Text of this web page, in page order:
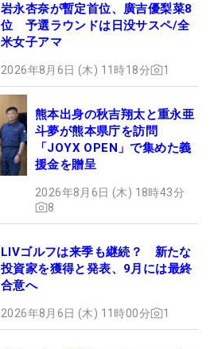
岩永杏奈が暫定首位、廣吉優梨菜8
位 予選ラウンドは日没サスペ/全
米女子アマ
2026年8月6日 (木) 11時18分 1
熊本出身の秋吉翔太と重永亜
斗夢が熊本県庁を訪問
「JOYX OPEN」で集めた義
援金を贈呈
2026年8月6日 (木) 18時43分
8
LIVゴルフは来季も継続？ 新たな
投資家を獲得と発表、9月には最終
合意へ
2026年8月6日 (木) 11時00分 1